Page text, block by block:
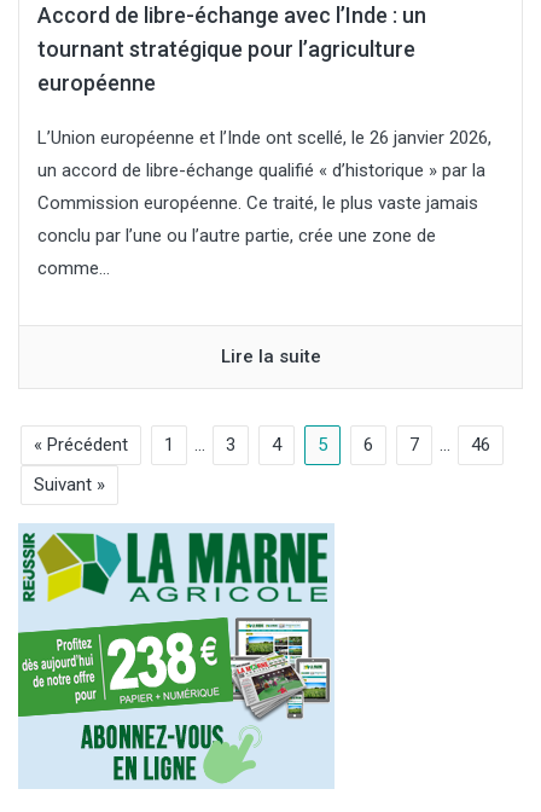
Accord de libre-échange avec l’Inde : un
tournant stratégique pour l’agriculture
européenne
L’Union européenne et l’Inde ont scellé, le 26 janvier 2026,
un accord de libre-échange qualifié « d’historique » par la
Commission européenne. Ce traité, le plus vaste jamais
conclu par l’une ou l’autre partie, crée une zone de
comme...
Lire la suite
« Précédent 1 … 3 4 5 6 7 …
46
Suivant »